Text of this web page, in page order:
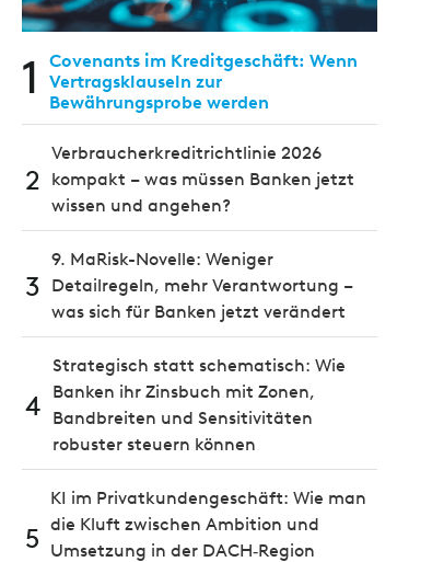
1
Covenants im Kreditgeschäft: Wenn
Vertragsklauseln zur
Bewährungsprobe werden
2
Verbraucherkreditrichtlinie 2026
kompakt – was müssen Banken jetzt
wissen und angehen?
3
9. MaRisk-Novelle: Weniger
Detailregeln, mehr Verantwortung –
was sich für Banken jetzt verändert
4
Strategisch statt schematisch: Wie
Banken ihr Zinsbuch mit Zonen,
Bandbreiten und Sensitivitäten
robuster steuern können
5
KI im Privatkundengeschäft: Wie man
die Kluft zwischen Ambition und
Umsetzung in der DACH‑Region